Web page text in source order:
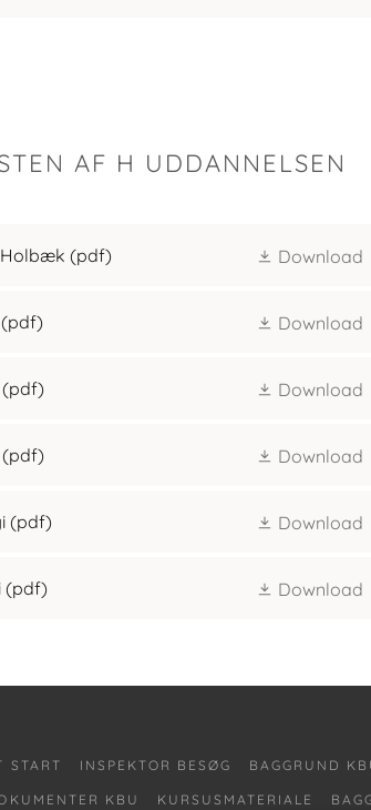
AF H UDDANNELSEN
Holbæk (pdf) Download
(pdf) Download
(pdf) Download
(pdf) Download
(pdf) Download
(pdf) Download
START INSPEKTOR BESØG BAGGRUND
KBU KURSUSMATERIALE